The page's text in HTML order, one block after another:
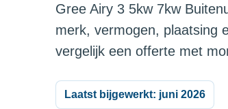
Gree Airy 3 5kw 7kw
merk, vermogen, plaatsing
vergelijk een offerte met
Laatst bijgewerkt: juni 2026